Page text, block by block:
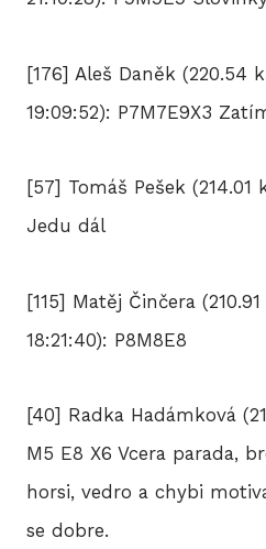
[176] Aleš Daněk (220.54
19:09:52): P7M7E9X3
[57] Tomáš Pešek (214.01
Jedu dál
[115] Matěj Činčera
18:21:40): P8M8E8
[40] Radka Hadámková
M5 E8 X6 Vcera parada,
horsi, vedro a chybi
se dobre.